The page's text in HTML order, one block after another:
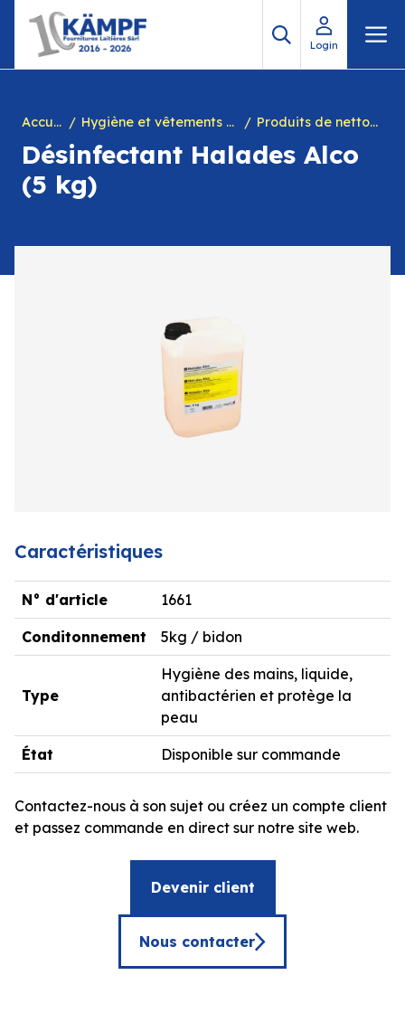
contenu
Login
Accueil Hygiène et vêtements de travail Produits de nettoyage
Désinfectant Halades Alco
(5 kg)
Caractéristiques
N° d'article 1661
Conditonnement 5kg / bidon
Type
Hygiène des mains, liquide,
antibactérien et protège la
peau
État Disponible sur commande
Contactez-nous à son sujet ou créez un compte client
et passez commande en direct sur notre site web.
Devenir client
Nous contacter